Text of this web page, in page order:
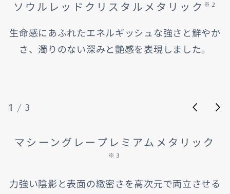
ソウルレッドクリスタルメタリック ※2
生命感にあふれたエネルギッシュな強さと鮮やか
さ、濁りのない深みと艶感を表現しました。
1 / 3
マシーングレープレミアムメタリック
※3
力強い陰影と表面の緻密さを高次元で両立させる